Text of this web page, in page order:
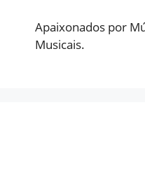
Apaixonados por
Musicais.